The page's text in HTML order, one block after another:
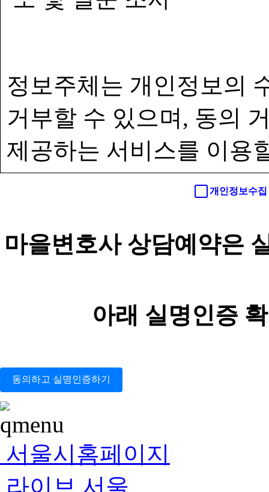
정보주체는 개인정보의
거부할 수 있으며, 동의
제공하는 서비스를 이용
개인정보수
마을변호사 상담예약은
아래 실명인증
동의하고 실명인증하기
서울시홈페이지
라이브 서울